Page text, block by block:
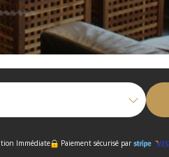
Immédiate Paiement sécurisé par